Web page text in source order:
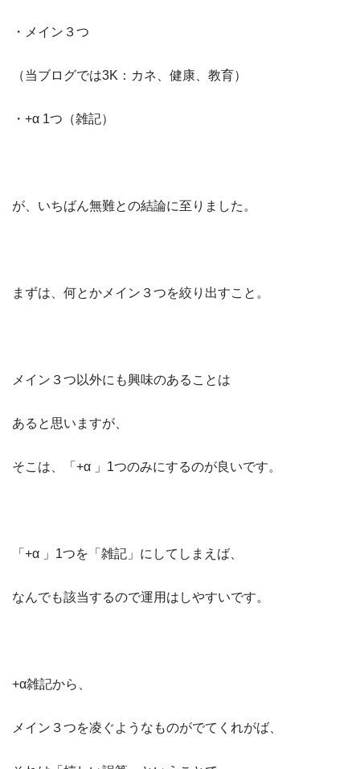
・メイン３つ
（当ブログでは3K：カネ、健康、教育）
・+α 1つ（雑記）
が、いちばん無難との結論に至りました。
まずは、何とかメイン３つを絞り出すこと。
メイン３つ以外にも興味のあることは
あると思いますが、
そこは、「+α 」1つのみにするのが良いです。
「+α 」1つを「雑記」にしてしまえば、
なんでも該当するので運用はしやすいです。
+α雑記から、
メイン３つを凌ぐようなものがでてくれがば、